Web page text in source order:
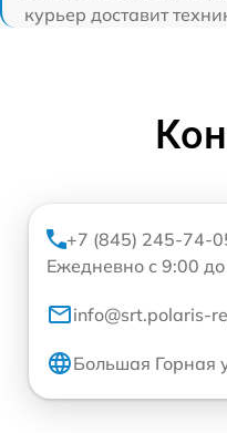
курьер доставит
+7 (845) 245-74-
Ежедневно с 9:00
info@srt.polaris-
Большая Горная